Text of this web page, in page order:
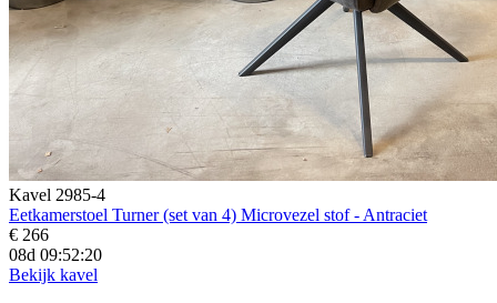
Kavel 2985-4
Eetkamerstoel Turner (set van 4) Microvezel stof - Antraciet
€ 266
08d 09:52:19
Bekijk kavel